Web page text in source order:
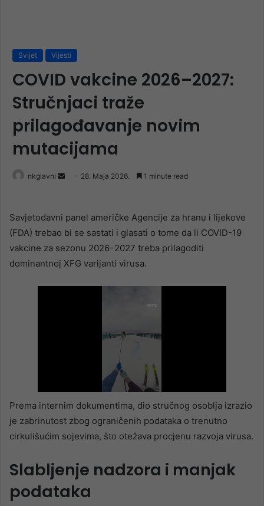
Svijet Vijesti
COVID vakcine 2026–2027:
Stručnjaci traže
prilagođavanje novim
mutacijama
nkglavni
Send 28. Maja 2026. 1 minute read
Savjetodavni panel američke Agencije za hranu i lijekove
(FDA) trebao bi se sastati i glasati o tome da li COVID-19
vakcine za sezonu 2026–2027 treba prilagoditi
dominantnoj XFG varijanti virusa.
Prema internim dokumentima, dio stručnog osoblja izrazio
je zabrinutost zbog ograničenih podataka o trenutno
cirkulišućim sojevima, što otežava procjenu razvoja virusa.
Slabljenje nadzora i manjak
podataka